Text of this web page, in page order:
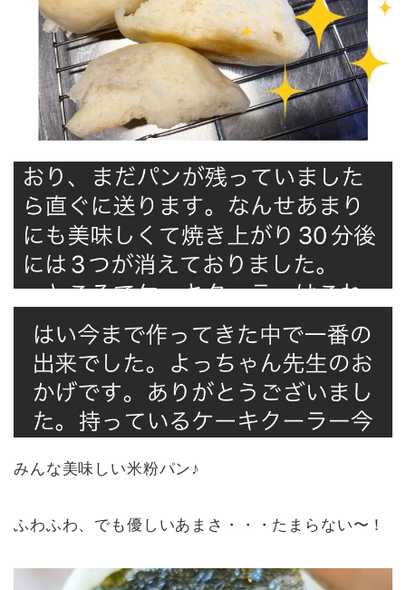
みんな美味しい米粉パン♪
ふわふわ、でも優しいあまさ・・・たまらない〜！